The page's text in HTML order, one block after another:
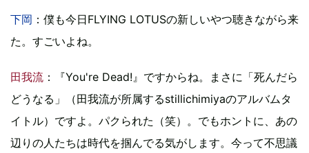
下岡 ：僕も今日FLYING LOTUSの新しいやつ聴きながら来
た。すごいよね。
田我流 ：『You're Dead!』ですからね。まさに「死んだら
どうなる」（田我流が所属するstillichimiyaのアルバムタ
イトル）ですよ。パクられた（笑）。でもホントに、あの
辺りの人たちは時代を掴んでる気がします。今って不思議